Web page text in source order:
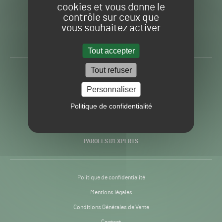
cookies et vous donne le
contrôle sur ceux que
vous souhaitez activer
Tout accepter
Tout refuser
Personnaliser
Politique de confidentialité
Gazon
Sport
H24
-
Toute l’info autour du
PRATIQUES
PAROLES D’EXPERTS
Politique de confidentialité
Mentions légales
Conditions Générales de Vente